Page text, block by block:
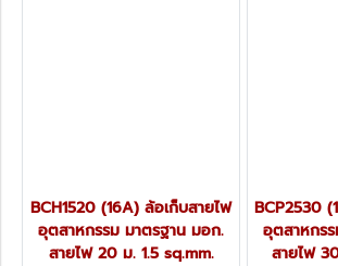
BCH1520 (16A) ล้อเก็บสายไฟ
อุตสาหกรรม มาตรฐาน มอก.
สายไฟ 20 ม. 1.5 sq.mm.
BCP2530
อุตสาหกร
สายไฟ